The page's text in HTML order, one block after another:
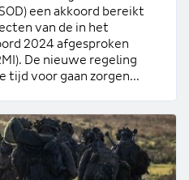
een akkoord bereikt
van de in het
2024 afgesproken
De nieuwe regeling
tijd voor gaan zorgen...